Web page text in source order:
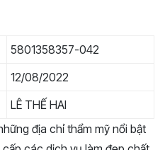
5801358357-042
12/08/2022
LÊ THẾ HAI
địa chỉ thẩm mỹ nổi bật